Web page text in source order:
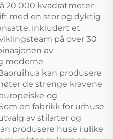
20 000 kvadratmeter
med en stor og dyktig
inkludert et
på over 30
av
moderne
kan produsere
de strenge kravene
og
en fabrikk for urhuse
av stilarter og
produsere huse i ulike